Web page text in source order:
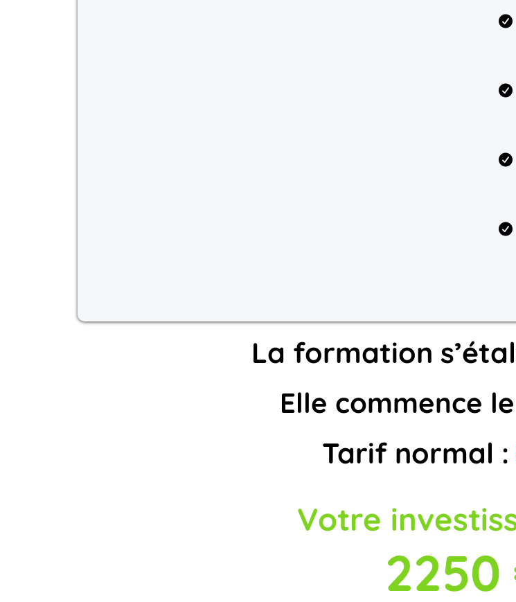
La formation
Elle commence
Tarif normal
Votre
2250